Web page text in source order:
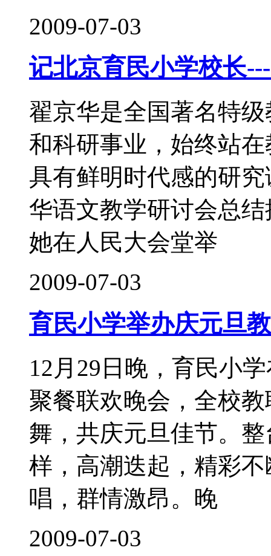
2009-07-03
记北京育民小学校长
翟京华是全国著名特
和科研事业，始终站
具有鲜明时代感的研
华语文教学研讨会总
她在人民大会堂举
2009-07-03
育民小学举办庆元旦
12月29日晚，育民小
聚餐联欢晚会，全校
舞，共庆元旦佳节。
样，高潮迭起，精彩
唱，群情激昂。晚
2009-07-03